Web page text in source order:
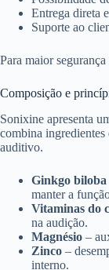
Entrega direta
Suporte ao
Para maior
Composição e
Sonixine apresenta
combina ingredientes
auditivo.
Ginkgo biloba
manter a
Vitaminas do
na audição.
Magnésio –
Zinco –
interno.